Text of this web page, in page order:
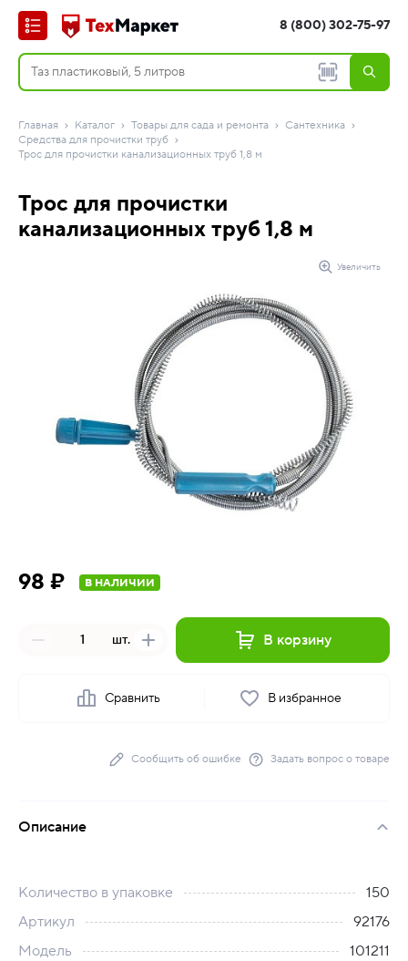
8 (800) 302-75-97
Главная Каталог Товары для сада и ремонта
Сантехника
Средства для прочистки труб
Трос для прочистки канализационных труб 1,8 м
Трос для прочистки
канализационных труб 1,8 м
Увеличить
98 ₽ В НАЛИЧИИ
шт. В корзину
Сравнить В избранное
Сообщить об ошибке Задать вопрос о товаре
Описание
Количество в упаковке
150
Артикул
92176
Модель
101211